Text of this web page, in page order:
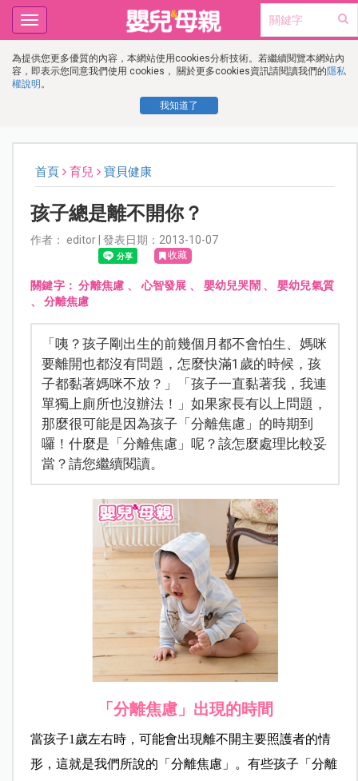
為提供您更多優質的內容，本網站使用cookies分析技術。若繼續閱覽本網站內
容，即表示您同意我們使用 cookies， 關於更多cookies資訊請閱讀我們的隱私
權說明 。
我知道了
Toggle
navigation
首頁 育兒 寶貝健康
孩子總是離不開你？
作者： editor | 發表日期：2013-10-07
收藏
關鍵字：分離焦慮 、 心智發展 、 嬰幼兒哭鬧 、 嬰幼兒氣質
、 分離焦慮
「咦？孩子剛出生的前幾個月都不會怕生、媽咪
要離開也都沒有問題，怎麼快滿1歲的時候，孩
子都黏著媽咪不放？」「孩子一直黏著我，我連
單獨上廁所也沒辦法！」如果家長有以上問題，
那麼很可能是因為孩子「分離焦慮」的時期到
囉！什麼是「分離焦慮」呢？該怎麼處理比較妥
當？請您繼續閱讀。
「分離焦慮」出現的時間
當孩子1歲左右時，可能會出現離不開主要照護者的情
形，這就是我們所說的「分離焦慮」。有些孩子「分離